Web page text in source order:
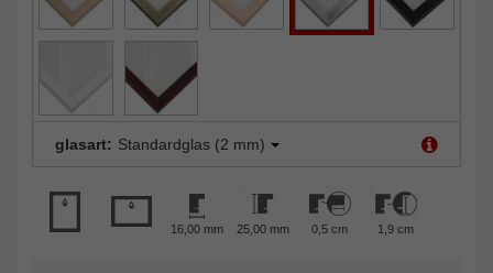
glasart: Standardglas (2 mm)
16,00 mm 25,00 mm 0,5 cm 1,9 cm